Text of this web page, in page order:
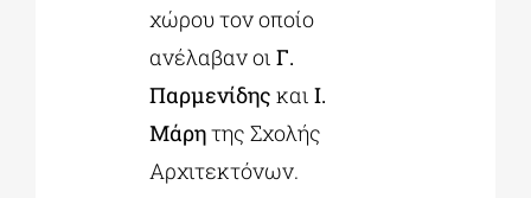
χώρου τον οποίο
ανέλαβαν οι Γ.
Παρμενίδης και Ι.
Μάρητης Σχολής
Αρχιτεκτόνων.